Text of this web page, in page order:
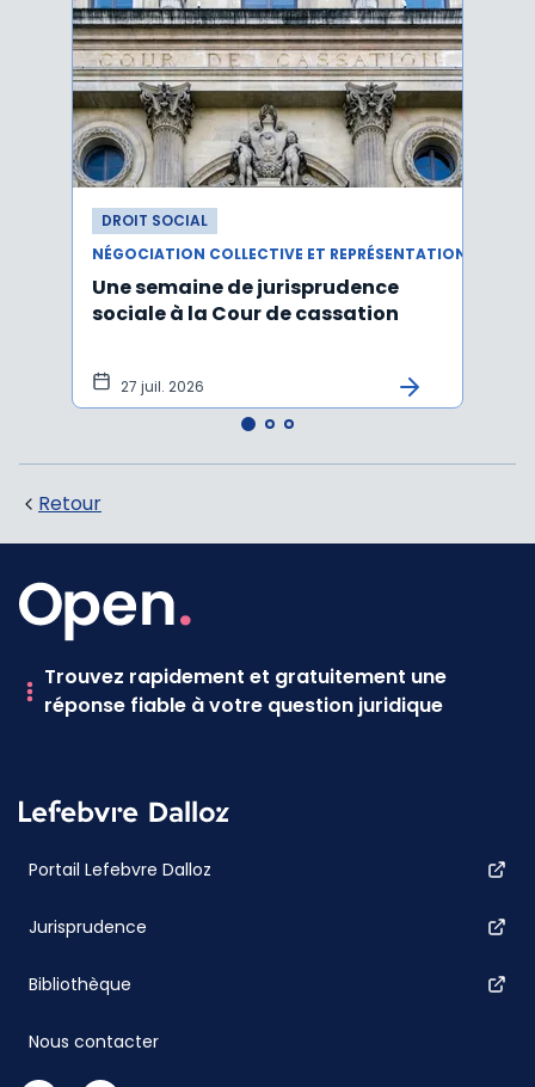
DROIT SOCIAL
Une semaine de jurisprudence
sociale à la Cour de cassation
27 juil. 2026
Retour
Trouvez rapidement et gratuitement une
réponse fiable à votre question juridique
Portail Lefebvre Dalloz
Jurisprudence
Bibliothèque
Nous contacter